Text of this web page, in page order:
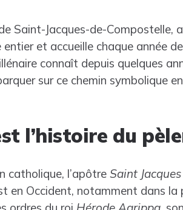
Saint-Jacques-de-Compostelle,
entier et accueille chaque année
connaît depuis quelques
sur ce chemin symbolique
l’histoire du
catholique, l’apôtre Saint
en Occident, notamment dans